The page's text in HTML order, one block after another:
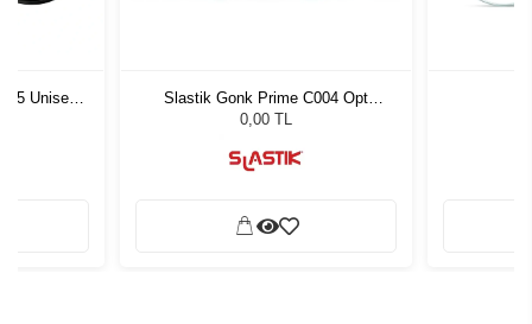
55 Unisex
Slastik Gonk Prime C004 Opt
1055861
0,00 TL